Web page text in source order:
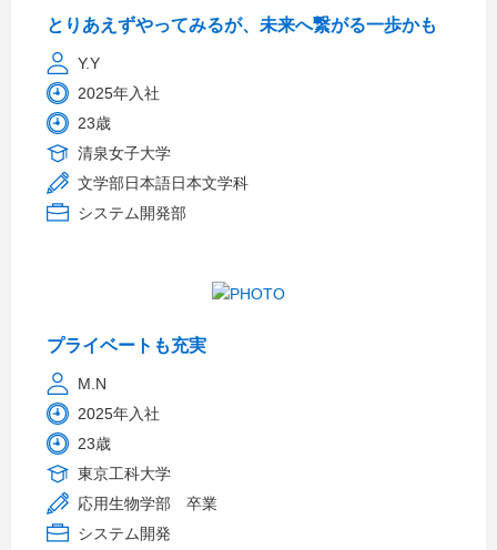
とりあえずやってみるが、未来へ繋がる一歩かも
Y.Y
2025年入社
23歳
清泉女子大学
文学部日本語日本文学科
システム開発部
プライベートも充実
M.N
2025年入社
23歳
東京工科大学
応用生物学部 卒業
システム開発